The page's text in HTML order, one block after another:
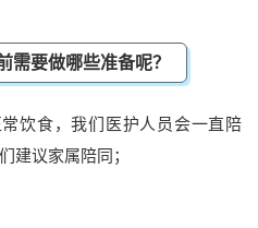
需要做哪些准备呢？
饮食，我们医护人员会一直陪
建议家属陪同；